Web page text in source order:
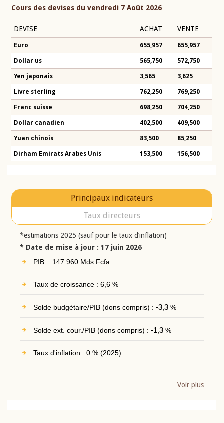
Cours des devises du vendredi 7 Août 2026
DEVISE ACHAT VENTE
Euro 655,957 655,957
Dollar us 565,750 572,750
Yen japonais 3,565 3,625
Livre sterling 762,250 769,250
Franc suisse 698,250 704,250
Dollar canadien 402,500 409,500
Yuan chinois 83,500 85,250
Dirham Emirats Arabes Unis 153,500 156,500
Principaux indicateurs
Taux directeurs
*estimations 2025 (sauf pour le taux d’inflation)
* Date de mise à jour : 17 juin 2026
PIB : 147 960 Mds Fcfa
Taux de croissance : 6,6 %
Solde budgétaire/PIB (dons compris) : -3,3%
Solde ext. cour./PIB (dons compris) : -1,3%
Taux d'inflation : 0 % (2025)
Voir plus